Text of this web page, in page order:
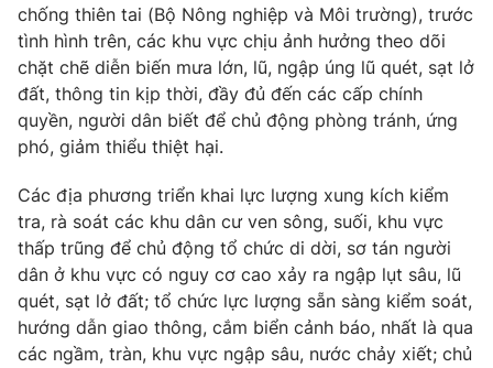
cấp ngày 29/12/2023
Tổng Biên tập:Vũ Thanh Thủy
Phó Tổng Biên tập:Nguyễn Thị Mỹ Hạnh, Phạm Quốc Thắng,
Nguyễn Trọng Ninh
Tổng đài VTV:024.38 355 931 - 024.38 355 932
Ðiện thoại Thời báo VTV:024.66 897 897
Email:toasoan@vtv.vn
Liên hệ quảng cáo:024-7300.7108
chống thiên tai (Bộ Nông nghiệp và Môi trường), trước
tình hình trên, các khu vực chịu ảnh hưởng theo dõi
chặt chẽ diễn biến mưa lớn, lũ, ngập úng lũ quét, sạt lở
đất, thông tin kịp thời, đầy đủ đến các cấp chính
quyền, người dân biết để chủ động phòng tránh, ứng
phó, giảm thiểu thiệt hại.
Các địa phương triển khai lực lượng xung kích kiểm
tra, rà soát các khu dân cư ven sông, suối, khu vực
thấp trũng để chủ động tổ chức di dời, sơ tán người
dân ở khu vực có nguy cơ cao xảy ra ngập lụt sâu, lũ
quét, sạt lở đất; tổ chức lực lượng sẵn sàng kiểm soát,
hướng dẫn giao thông, cắm biển cảnh báo, nhất là qua
các ngầm, tràn, khu vực ngập sâu, nước chảy xiết; chủ